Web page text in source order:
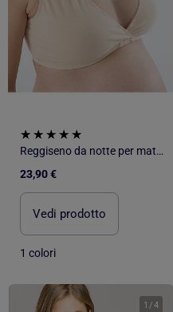
Reggiseno da notte per maternità 'Bogema'
23,90 €
Vedi prodotto
1 colori
1 /4